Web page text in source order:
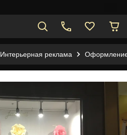
Интерьерная реклама